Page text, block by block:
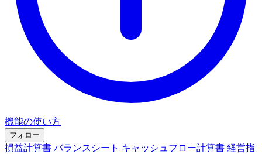
機能の使い方
フォロー
損益計算書 バランスシート キャッシュフロー計算書 経営指